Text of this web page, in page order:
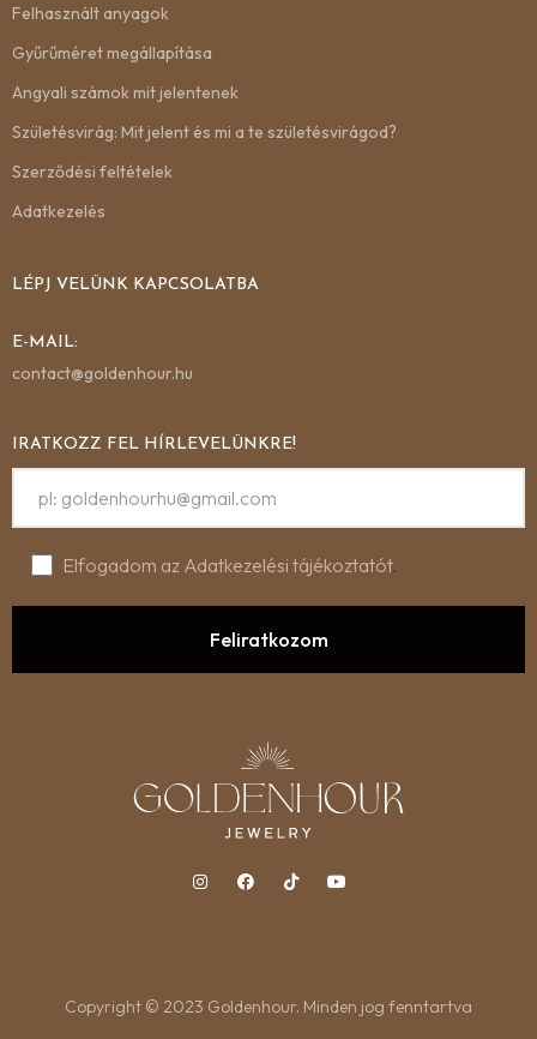
Felhasznált anyagok
Gyűrűméret megállapítása
Angyali számok mit jelentenek
Születésvirág: Mit jelent és mi a te születésvirágod?
Szerződési feltételek
Adatkezelés
LÉPJ VELÜNK KAPCSOLATBA
E-MAIL:
contact@goldenhour.hu
IRATKOZZ FEL HÍRLEVELÜNKRE!
Elfogadom az Adatkezelési tájékoztatót.
Copyright © 2023 Goldenhour. Minden jog fenntartva